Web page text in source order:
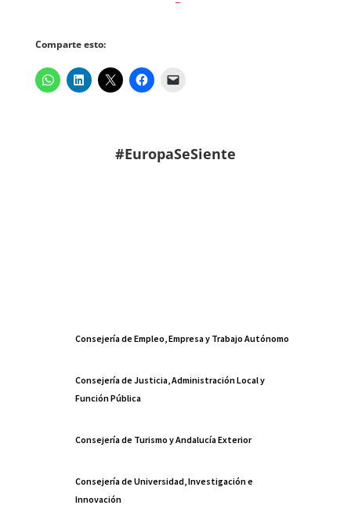
Comparte esto:
#EuropaSeSiente
Consejería de Empleo, Empresa y Trabajo Autónomo
Consejería de Justicia, Administración Local y
Función Pública
Consejería de Turismo y Andalucía Exterior
Consejería de Universidad, Investigación e
Innovación